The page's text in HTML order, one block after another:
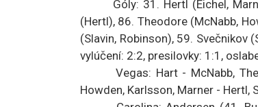
Góly: 31. Hertl (Eichel,
(Hertl), 86. Theodore (McNabb,
(Slavin, Robinson), 59. Svečnikov
vylúčení: 2:2, presilovky: 1:1,
Vegas: Hart - McNabb,
Howden, Karlsson, Marner -